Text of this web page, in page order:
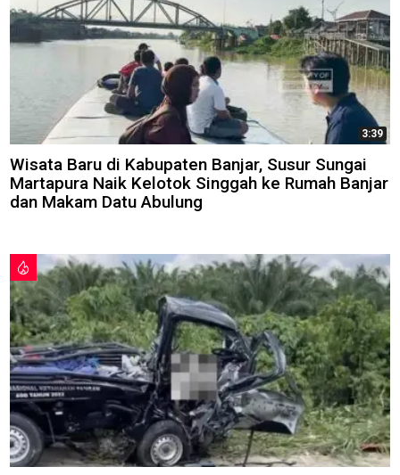
3:39
Wisata Baru di Kabupaten Banjar, Susur Sungai
Martapura Naik Kelotok Singgah ke Rumah Banjar
dan Makam Datu Abulung